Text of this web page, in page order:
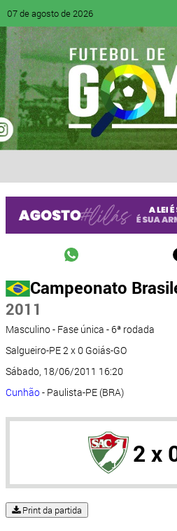
07 de agosto de 2026
Campeonato
2011
Masculino - Fase única - 6ª rodada
Salgueiro-PE 2 x 0 Goiás-GO
Sábado, 18/06/2011 16:20
Cunhão- Paulista-PE (BRA)
2 x
Print da partida